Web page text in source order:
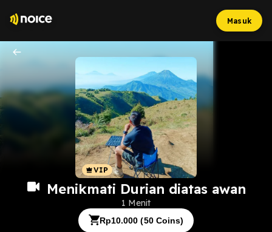
Masuk
Menikmati Durian diatas awan
1 Menit
Rp10.000 (50Coins)